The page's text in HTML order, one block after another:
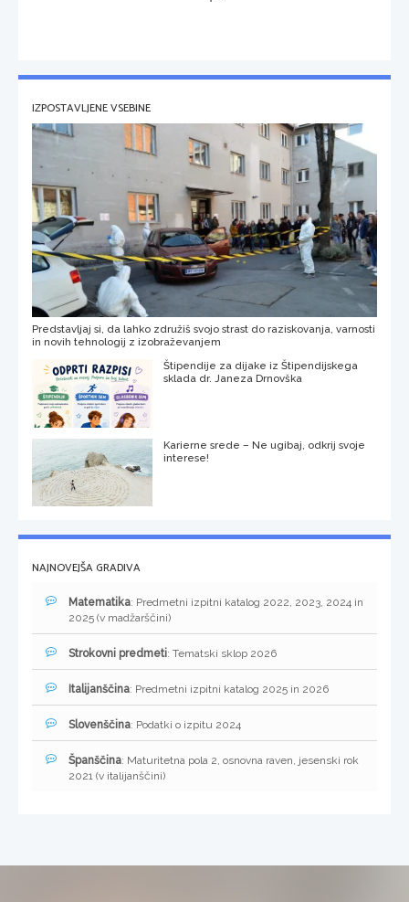
IZPOSTAVLJENE VSEBINE
Predstavljaj si, da lahko združiš svojo strast do raziskovanja, varnosti
in novih tehnologij z izobraževanjem
Štipendije za dijake iz Štipendijskega
sklada dr. Janeza Drnovška
Karierne srede – Ne ugibaj, odkrij svoje
interese!
NAJNOVEJŠA GRADIVA
Matematika: Predmetni izpitni katalog 2022, 2023, 2024 in
2025 (v madžarščini)
Strokovni predmeti: Tematski sklop 2026
Italijanščina: Predmetni izpitni katalog 2025 in 2026
Slovenščina: Podatki o izpitu 2024
Španščina: Maturitetna pola 2, osnovna raven, jesenski rok
2021 (v italijanščini)